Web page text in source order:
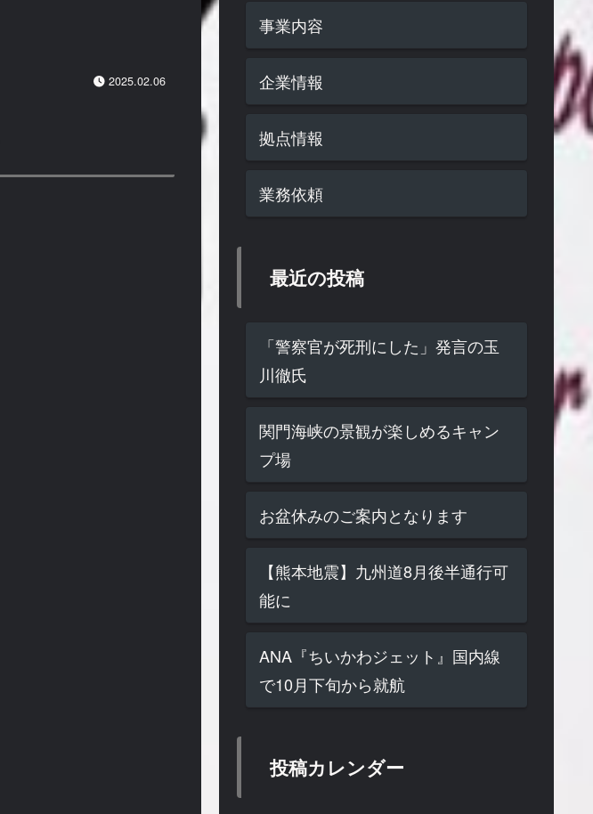
2025.02.06
事業内容
企業情報
拠点情報
業務依頼
最近の投稿
「警察官が死刑にした」発言の玉
川徹氏
関門海峡の景観が楽しめるキャン
プ場
お盆休みのご案内となります
【熊本地震】九州道8月後半通行可
能に
ANA『ちいかわジェット』国内線
で10月下旬から就航
投稿カレンダー